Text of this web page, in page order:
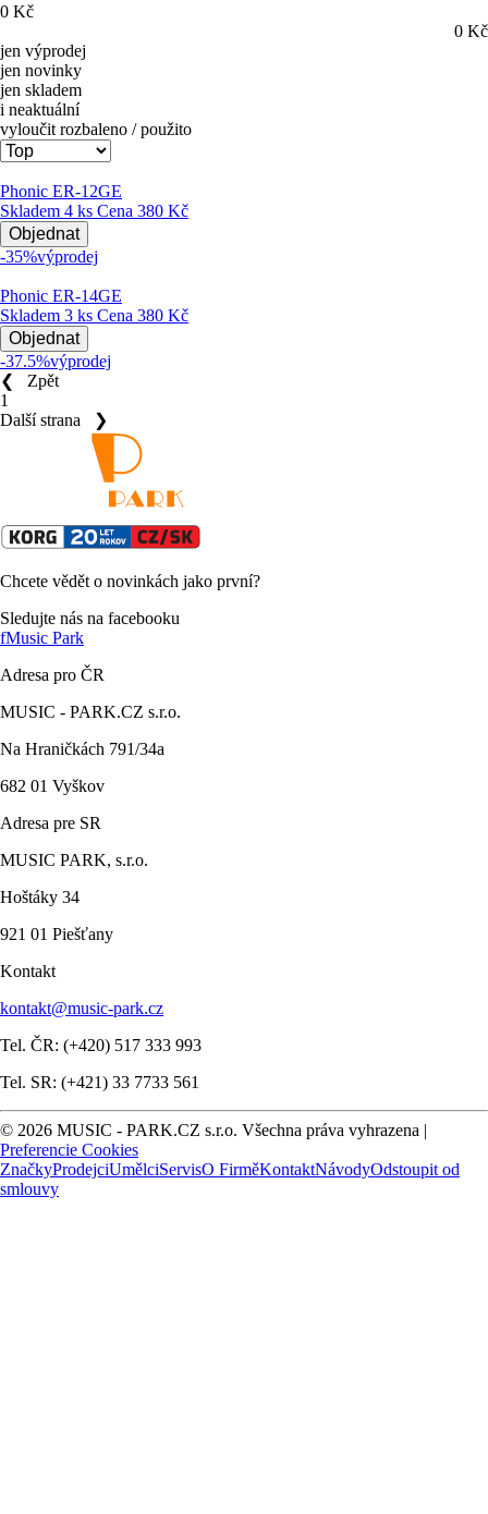
0 Kč
0 Kč
jen výprodej
jen novinky
jen skladem
i neaktuální
vyloučit rozbaleno / použito
Phonic ER-12GE
Skladem 4 ks Cena 380 Kč
Objednat
-35%výprodej
Phonic ER-14GE
Skladem 3 ks Cena 380 Kč
Objednat
-37.5%výprodej
❮ Zpět
1
Další strana ❯
Chcete vědět o novinkách jako první?
Sledujte nás na facebooku
fMusic Park
Adresa pro ČR
MUSIC - PARK.CZ s.r.o.
Na Hraničkách 791/34a
682 01 Vyškov
Adresa pre SR
MUSIC PARK, s.r.o.
Hoštáky 34
921 01 Piešťany
Kontakt
kontakt@music-park.cz
Tel. ČR: (+420) 517 333 993
Tel. SR: (+421) 33 7733 561
© 2026 MUSIC - PARK.CZ s.r.o. Všechna práva vyhrazena |
Preferencie Cookies
ZnačkyProdejciUmělciServisO FirměKontaktNávodyOdstoupit od
smlouvy